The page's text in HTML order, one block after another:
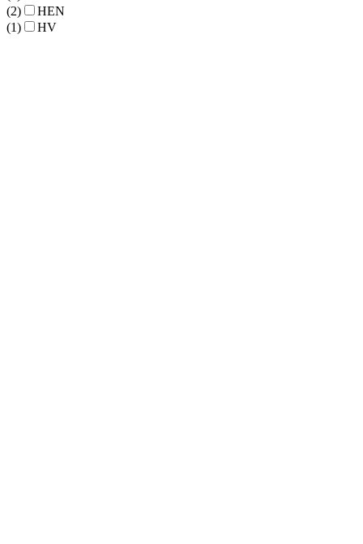
(2)
HEN
(1)
HV